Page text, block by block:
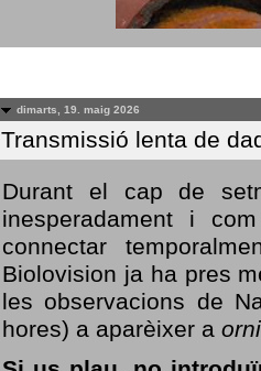
dimarts, 19. maig 2026
Transmissió lenta de
Durant el cap de
inesperadament i
connectar
Biolovision ja ha pres
les observacions de
hores) a aparèixer a